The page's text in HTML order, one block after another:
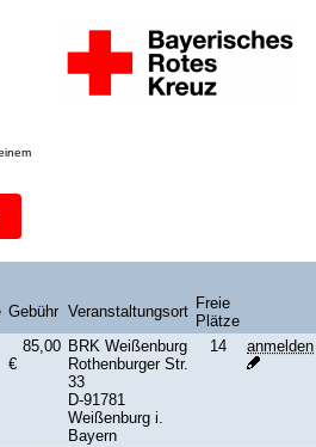
Gebühr Veranstaltungsort Freie
Plätze
85,00
€
BRK Weißenburg
Rothenburger Str.
33
D-91781
Weißenburg i.
Bayern
14 anmelden